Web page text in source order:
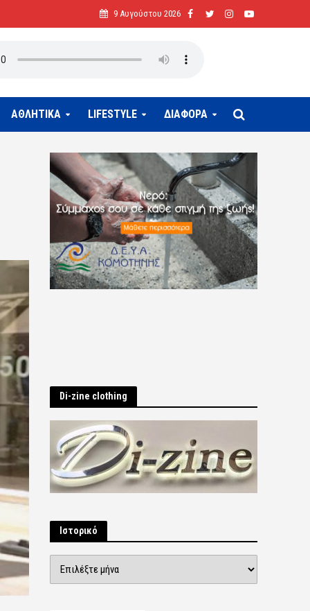
9 Αυγούστου 2026
ΑΘΛΗΤΙΚΑ LIFESTYLE ΔΙΑΦΟΡΑ
Di-zine clothing
Ιστορικό